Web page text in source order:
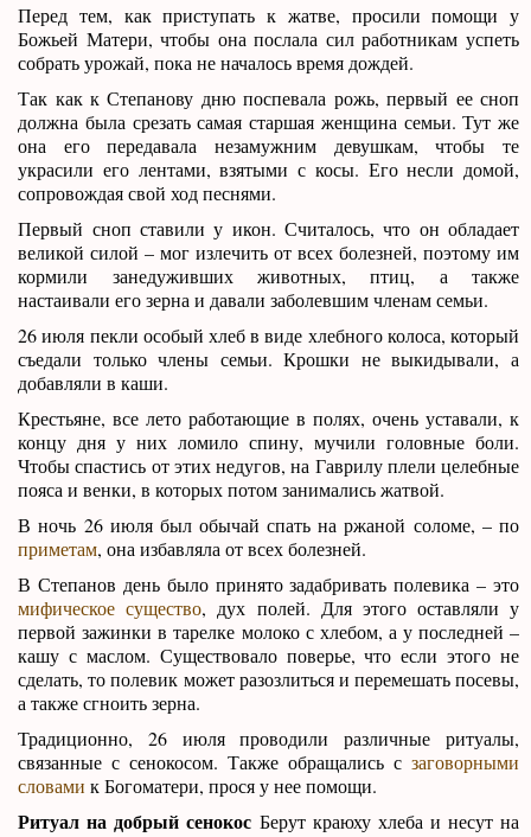
Перед тем, как приступать к жатве, просили помощи у
Божьей Матери, чтобы она послала сил работникам успеть
собрать урожай, пока не началось время дождей.
Так как к Степанову дню поспевала рожь, первый ее сноп
должна была срезать самая старшая женщина семьи. Тут же
она его передавала незамужним девушкам, чтобы те
украсили его лентами, взятыми с косы. Его несли домой,
сопровождая свой ход песнями.
Первый сноп ставили у икон. Считалось, что он обладает
великой силой – мог излечить от всех болезней, поэтому им
кормили занедуживших животных, птиц, а также
настаивали его зерна и давали заболевшим членам семьи.
26 июля пекли особый хлеб в виде хлебного колоса, который
съедали только члены семьи. Крошки не выкидывали, а
добавляли в каши.
Крестьяне, все лето работающие в полях, очень уставали, к
концу дня у них ломило спину, мучили головные боли.
Чтобы спастись от этих недугов, на Гаврилу плели целебные
пояса и венки, в которых потом занимались жатвой.
В ночь 26 июля был обычай спать на ржаной соломе, – по
приметам, она избавляла от всех болезней.
В Степанов день было принято задабривать полевика – это
мифическое существо, дух полей. Для этого оставляли у
первой зажинки в тарелке молоко с хлебом, а у последней –
кашу с маслом. Существовало поверье, что если этого не
сделать, то полевик может разозлиться и перемешать посевы,
а также сгноить зерна.
Традиционно, 26 июля проводили различные ритуалы,
связанные с сенокосом. Также обращались с заговорными
словами к Богоматери, прося у нее помощи.
Ритуал на добрый сенокос Берут краюху хлеба и несут на